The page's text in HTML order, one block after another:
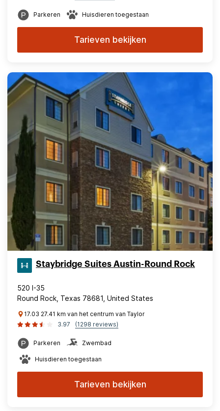
Parkeren Huisdieren toegestaan
Tarieven bekijken
Staybridge Suites Austin-Round Rock
520 I-35
Round Rock, Texas 78681, United States
17.03 27.41 km van het centrum van Taylor
3.97
(1298 reviews)
Parkeren Zwembad
Huisdieren toegestaan
Tarieven bekijken